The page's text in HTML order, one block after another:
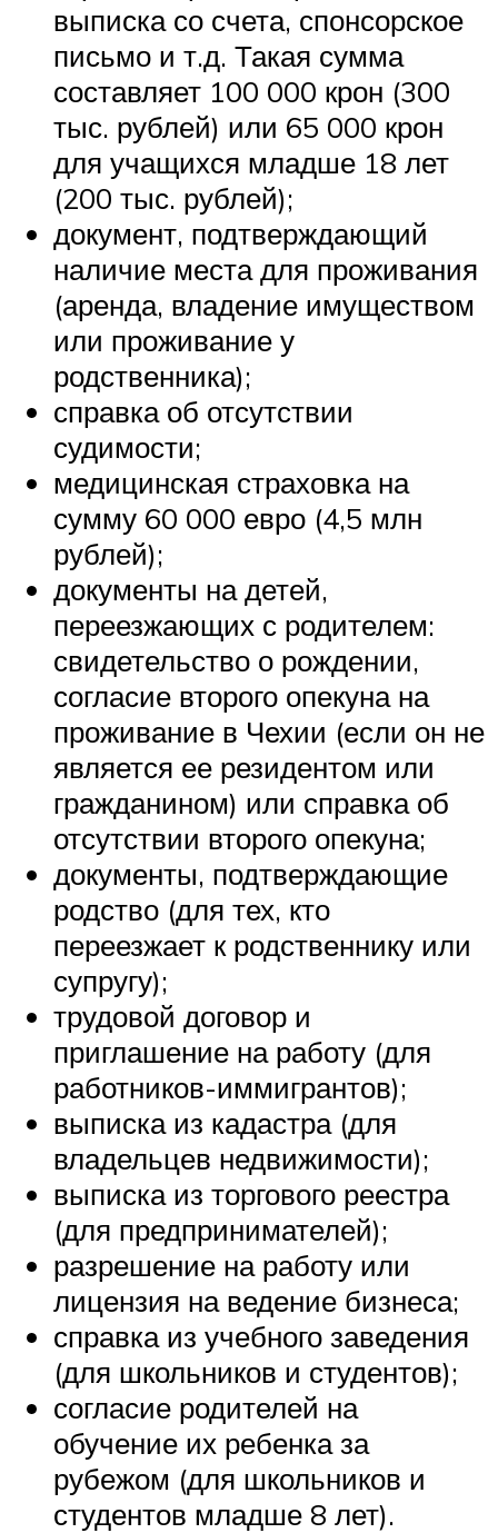
выписка со счета, спонсорское
письмо и т.д. Такая сумма
составляет 100 000 крон (300
тыс. рублей) или 65 000 крон
для учащихся младше 18 лет
(200 тыс. рублей);
документ, подтверждающий
наличие места для проживания
(аренда, владение имуществом
или проживание у
родственника);
справка об отсутствии
судимости;
медицинская страховка на
сумму 60 000 евро (4,5 млн
рублей);
документы на детей,
переезжающих с родителем:
свидетельство о рождении,
согласие второго опекуна на
проживание в Чехии (если он не
является ее резидентом или
гражданином) или справка об
отсутствии второго опекуна;
документы, подтверждающие
родство (для тех, кто
переезжает к родственнику или
супругу);
трудовой договор и
приглашение на работу (для
работников-иммигрантов);
выписка из кадастра (для
владельцев недвижимости);
выписка из торгового реестра
(для предпринимателей);
разрешение на работу или
лицензия на ведение бизнеса;
справка из учебного заведения
(для школьников и студентов);
согласие родителей на
обучение их ребенка за
рубежом (для школьников и
студентов младше 8 лет).